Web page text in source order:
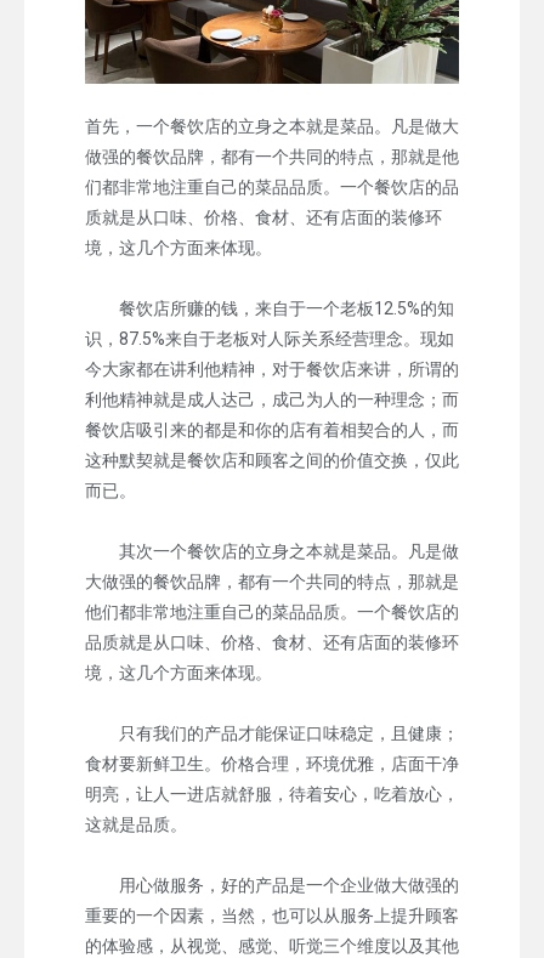
首先，一个餐饮店的立身之本就是菜品。凡是做大
做强的餐饮品牌，都有一个共同的特点，那就是他
们都非常地注重自己的菜品品质。一个餐饮店的品
质就是从口味、价格、食材、还有店面的装修环
境，这几个方面来体现。
餐饮店所赚的钱，来自于一个老板12.5%的知
识，87.5%来自于老板对人际关系经营理念。现如
今大家都在讲利他精神，对于餐饮店来讲，所谓的
利他精神就是成人达己，成己为人的一种理念；而
餐饮店吸引来的都是和你的店有着相契合的人，而
这种默契就是餐饮店和顾客之间的价值交换，仅此
而已。
其次一个餐饮店的立身之本就是菜品。凡是做
大做强的餐饮品牌，都有一个共同的特点，那就是
他们都非常地注重自己的菜品品质。一个餐饮店的
品质就是从口味、价格、食材、还有店面的装修环
境，这几个方面来体现。
只有我们的产品才能保证口味稳定，且健康；
食材要新鲜卫生。价格合理，环境优雅，店面干净
明亮，让人一进店就舒服，待着安心，吃着放心，
这就是品质。
用心做服务，好的产品是一个企业做大做强的
重要的一个因素，当然，也可以从服务上提升顾客
的体验感，从视觉、感觉、听觉三个维度以及其他